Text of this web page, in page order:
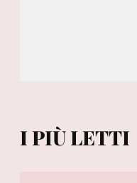
I PIÙ LETTI